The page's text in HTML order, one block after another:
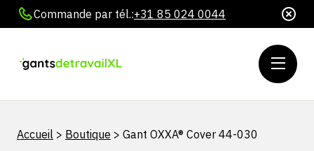
Commande par tél.:+31 85 024 0044
Accueil > Boutique > Gant OXXA® Cover 44-030